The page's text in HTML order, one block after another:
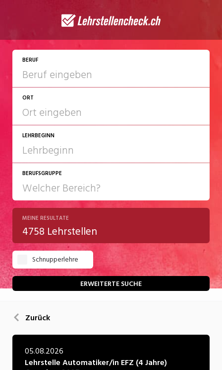
BERUF
ORT
LEHRBEGINN
2027
2028
BERUFSGRUPPE
Chemie/Pharma
Gastgewerbe
Gesundheit/Pflege/Soziales
Handwerk/Technik
Kultur
Natur
MEINE RESULTATE
4758 Lehrstellen
Schnupperlehre
ERWEITERTE SUCHE
Zurück
05.08.2026
Lehrstelle Automatiker/in EFZ (4 Jahre)